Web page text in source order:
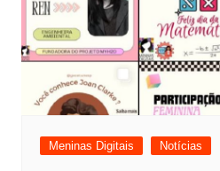
Meninas Digitais Notícias